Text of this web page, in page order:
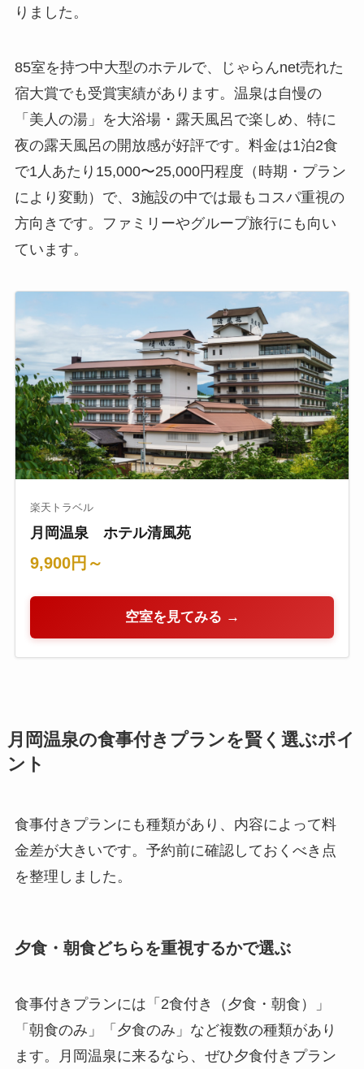
りました。
85室を持つ中大型のホテルで、じゃらんnet売れた
宿大賞でも受賞実績があります。温泉は自慢の
「美人の湯」を大浴場・露天風呂で楽しめ、特に
夜の露天風呂の開放感が好評です。料金は1泊2食
で1人あたり15,000〜25,000円程度（時期・プラン
により変動）で、3施設の中では最もコスパ重視の
方向きです。ファミリーやグループ旅行にも向い
ています。
楽天トラベル
月岡温泉 ホテル清風苑
9,900円～
空室を見てみる →
月岡温泉の食事付きプランを賢く選ぶポイ
ント
食事付きプランにも種類があり、内容によって料
金差が大きいです。予約前に確認しておくべき点
を整理しました。
夕食・朝食どちらを重視するかで選ぶ
食事付きプランには「2食付き（夕食・朝食）」
「朝食のみ」「夕食のみ」など複数の種類があり
ます。月岡温泉に来るなら、ぜひ夕食付きプラン